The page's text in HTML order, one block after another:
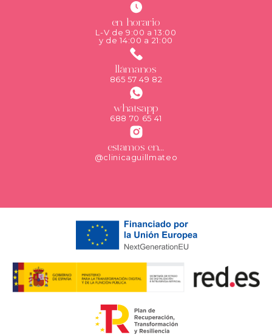
en horario
L-V de 9:00 a 13:00
y de 14:00 a 21:00
llámanos
865 57 49 82
whatsapp
688 70 65 41
estamos en...
@clinicaguillmateo